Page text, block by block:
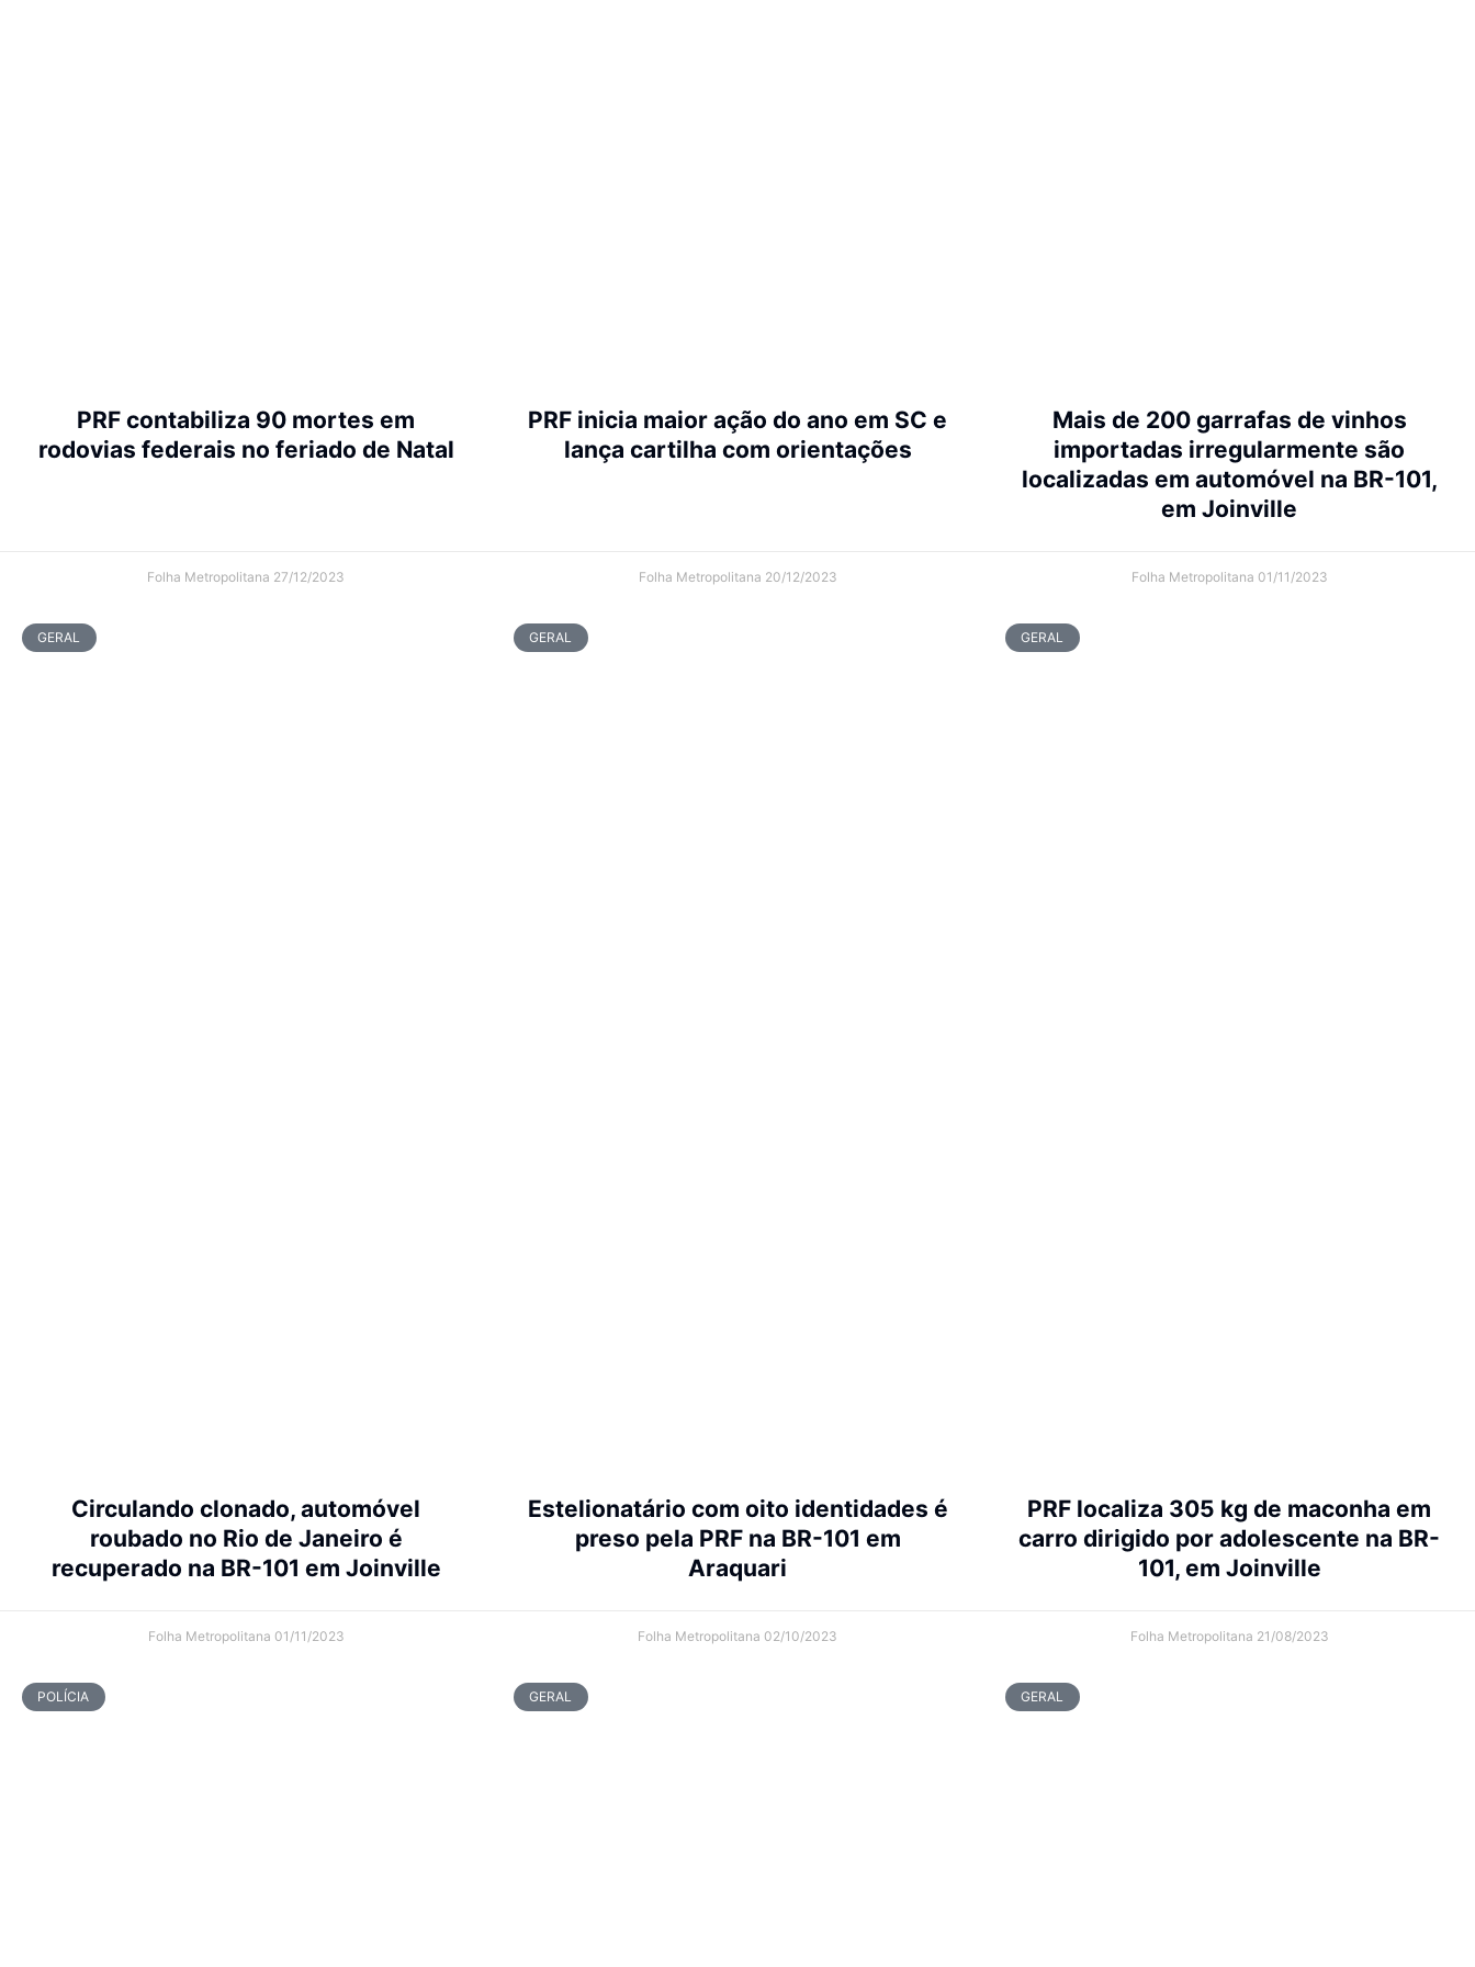
PRF contabiliza 90 mortes em
rodovias federais no feriado de Natal
Folha Metropolitana 27/12/2023
PRF inicia maior ação do ano em SC e
lança cartilha com orientações
Folha Metropolitana 20/12/2023
Mais de 200 garrafas de vinhos
importadas irregularmente são
localizadas em automóvel na BR-101,
em Joinville
Folha Metropolitana 01/11/2023
GERAL
Circulando clonado, automóvel
roubado no Rio de Janeiro é
recuperado na BR-101 em Joinville
Folha Metropolitana 01/11/2023
GERAL
Estelionatário com oito identidades é
preso pela PRF na BR-101 em
Araquari
Folha Metropolitana 02/10/2023
GERAL
PRF localiza 305 kg de maconha em
carro dirigido por adolescente na BR-
101, em Joinville
Folha Metropolitana 21/08/2023
POLÍCIA GERAL GERAL